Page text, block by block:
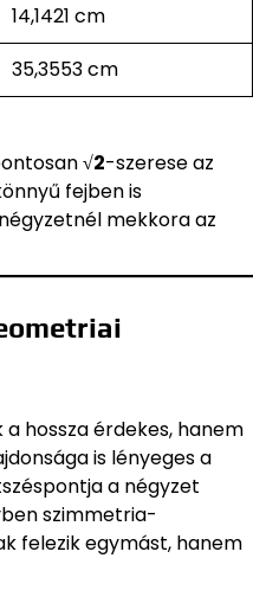
14,1421 cm
35,3553 cm
√2-szerese az
fejben is
mekkora az
hossza érdekes, hanem
is lényeges a
a négyzet
szimmetria-
felezik egymást, hanem